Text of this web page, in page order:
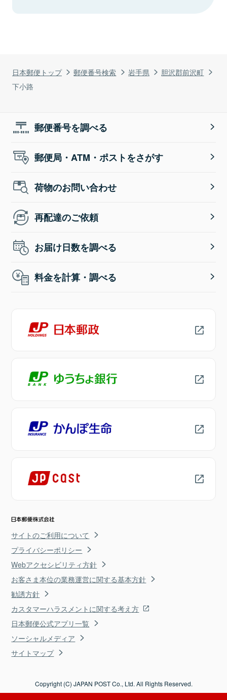
日本郵便トップ 郵便番号検索 岩手県
胆沢郡前沢町
下小路
郵便番号を調べる
郵便局・ATM・ポストをさがす
荷物のお問い合わせ
再配達のご依頼
お届け日数を調べる
料金を計算・調べる
サイトのご利用について
プライバシーポリシー
Webアクセシビリティ方針
お客さま本位の業務運営に関する基本方針
勧誘方針
カスタマーハラスメントに関する考え方
日本郵便公式アプリ一覧
ソーシャルメディア
サイトマップ
Copyright (C) JAPAN POST Co., Ltd. All Rights Reserved.